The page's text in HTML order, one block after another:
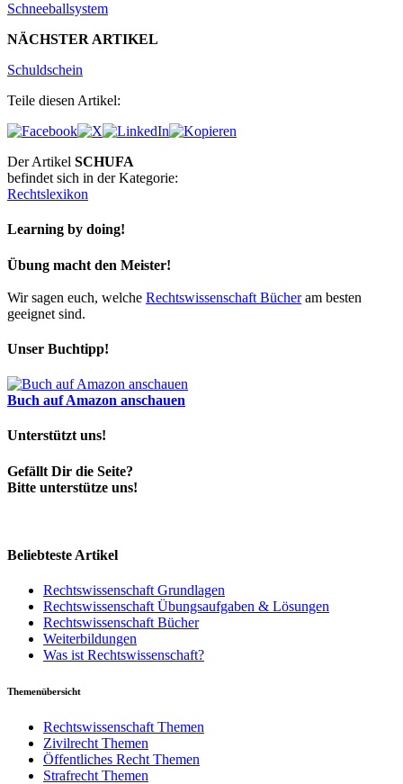
Schneeballsystem
NÄCHSTER ARTIKEL
Schuldschein
Teile diesen Artikel:
Der Artikel SCHUFA
befindet sich in der Kategorie:
Rechtslexikon
Learning by doing!
Übung macht den Meister!
Wir sagen euch, welche Rechtswissenschaft Bücheram besten
geeignet sind.
Unser Buchtipp!
Buch auf Amazon anschauen
Unterstützt uns!
Gefällt Dir die Seite?
Bitte unterstütze uns!
Beliebteste Artikel
Rechtswissenschaft Grundlagen
Rechtswissenschaft Übungsaufgaben & Lösungen
Rechtswissenschaft Bücher
Weiterbildungen
Was ist Rechtswissenschaft?
Themenübersicht
Rechtswissenschaft Themen
Zivilrecht Themen
Öffentliches Recht Themen
Strafrecht Themen